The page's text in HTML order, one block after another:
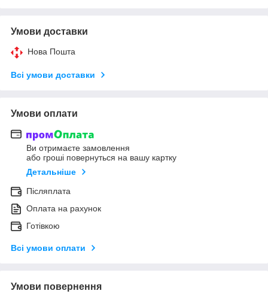
Умови доставки
Нова Пошта
Всі умови доставки
Умови оплати
Ви отримаєте замовлення
або гроші повернуться на вашу картку
Детальніше
Післяплата
Оплата на рахунок
Готівкою
Всі умови оплати
Умови повернення